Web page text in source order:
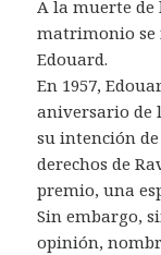
A la muerte de
matrimonio se
Edouard.
En 1957,
aniversario de
su intención
derechos de
premio, una
Sin embargo,
opinión,